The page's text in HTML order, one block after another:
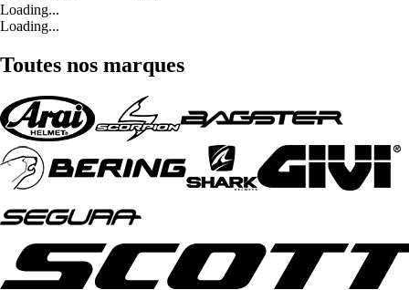
Loading...
Loading...
Toutes nos marques